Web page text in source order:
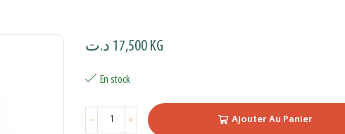
17,500 د.ت KG
En stock
Ajouter Au Panier